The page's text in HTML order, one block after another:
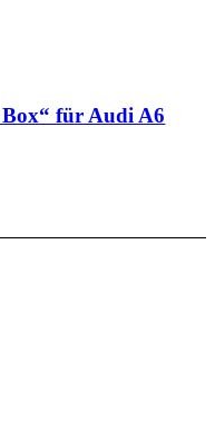
für Audi A6